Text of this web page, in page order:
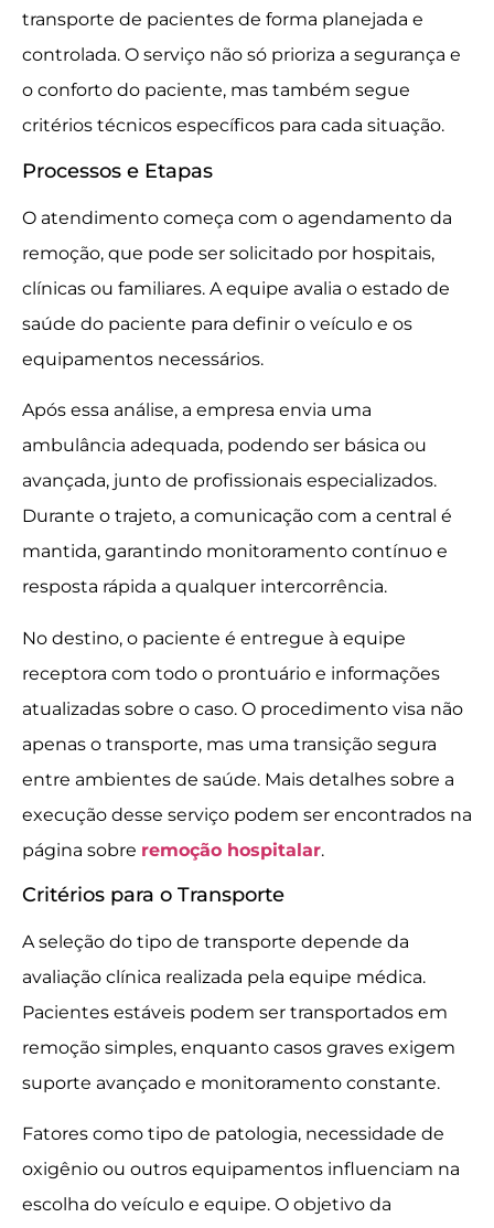
transporte de pacientes de forma planejada e
controlada. O serviço não só prioriza a segurança e
o conforto do paciente, mas também segue
critérios técnicos específicos para cada situação.
Processos e Etapas
O atendimento começa com o agendamento da
remoção, que pode ser solicitado por hospitais,
clínicas ou familiares. A equipe avalia o estado de
saúde do paciente para definir o veículo e os
equipamentos necessários.
Após essa análise, a empresa envia uma
ambulância adequada, podendo ser básica ou
avançada, junto de profissionais especializados.
Durante o trajeto, a comunicação com a central é
mantida, garantindo monitoramento contínuo e
resposta rápida a qualquer intercorrência.
No destino, o paciente é entregue à equipe
receptora com todo o prontuário e informações
atualizadas sobre o caso. O procedimento visa não
apenas o transporte, mas uma transição segura
entre ambientes de saúde. Mais detalhes sobre a
execução desse serviço podem ser encontrados na
página sobre remoção hospitalar.
Critérios para o Transporte
A seleção do tipo de transporte depende da
avaliação clínica realizada pela equipe médica.
Pacientes estáveis podem ser transportados em
remoção simples, enquanto casos graves exigem
suporte avançado e monitoramento constante.
Fatores como tipo de patologia, necessidade de
oxigênio ou outros equipamentos influenciam na
escolha do veículo e equipe. O objetivo da